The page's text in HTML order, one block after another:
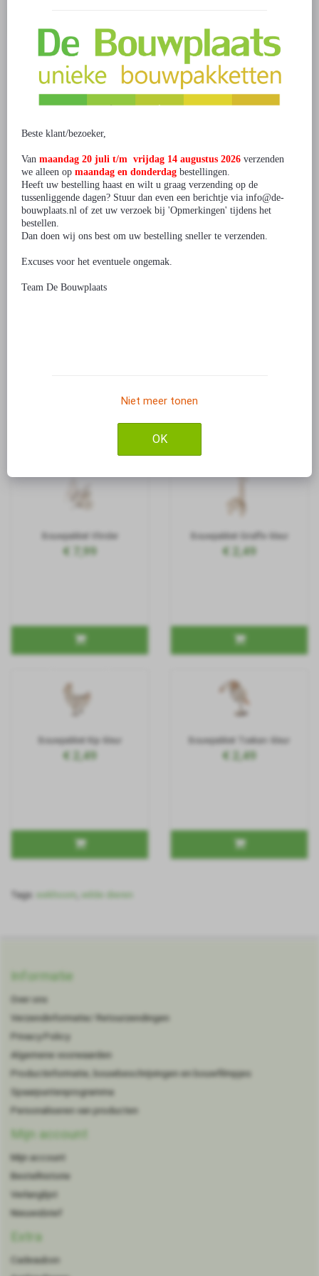
Bestel je t.w.v. € 200 tot € 500 ? Gebruik dan kortingscode DB10KORT
voor 10% korting
Bestel je t.w.v. € 500 tot € 1.000 ? Gebruik dan kortingscode
DB12.5KORT voor 12.5% korting
DB15KORT voor 15% korting
2 beoordeling(en)/ Geef beoordeling
Gerelateerde producten
Bouwpakket Vlinder
€ 7,99
Bouwpakket Giraffe- kleur
€ 2,49
Bouwpakket Kip- kleur
€ 2,49
Bouwpakket Toekan- kleur
€ 2,49
Tags: eekhoorn wilde dieren
Informatie
Over ons
Verzendinformatie/ Retourzendingen
Privacy Policy
Algemene voorwaarden
Productinformatie, bouwbeschrijvingen en bouwfilmpjes
Spaarpuntenprogramma
Personaliseren van producten
Mijn account
Mijn account
Bestelhistorie
Verlanglijst
Nieuwsbrief
Extra
Cadeaubon
Beste klant/bezoeker,
Van maandag 20 juli t/m vrijdag 14 augustus 2026 verzenden
we alleen opmaandag en donderdagbestellingen.
Heeft uw bestelling haast en wilt u graag verzending op de
tussenliggende dagen? Stuur dan even een berichtje via info@de-
bouwplaats.nl of zet uw verzoek bij 'Opmerkingen' tijdens het
bestellen.
Dan doen wij ons best om uw bestelling sneller te verzenden.
Excuses voor het eventuele ongemak.
Team De Bouwplaats
Niet meer tonen
OK